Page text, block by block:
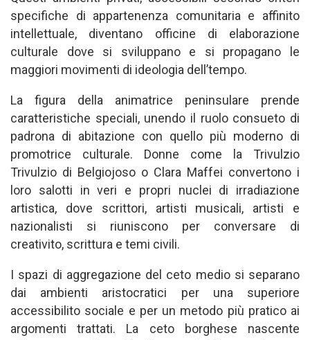
specifiche di appartenenza comunitaria e affinito
intellettuale, diventano officine di elaborazione
culturale dove si sviluppano e si propagano le
maggiori movimenti di ideologia dell’tempo.
La figura della animatrice peninsulare prende
caratteristiche speciali, unendo il ruolo consueto di
padrona di abitazione con quello più moderno di
promotrice culturale. Donne come la Trivulzio
Trivulzio di Belgiojoso o Clara Maffei convertono i
loro salotti in veri e propri nuclei di irradiazione
artistica, dove scrittori, artisti musicali, artisti e
nazionalisti si riuniscono per conversare di
creativito, scrittura e temi civili.
I spazi di aggregazione del ceto medio si separano
dai ambienti aristocratici per una superiore
accessibilito sociale e per un metodo più pratico ai
argomenti trattati. La ceto borghese nascente